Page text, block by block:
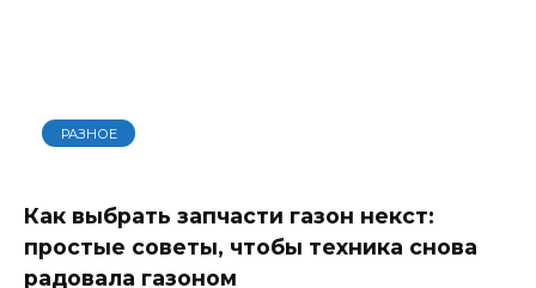
РАЗНОЕ
Как выбрать запчасти газон некст:
простые советы, чтобы техника снова
радовала газоном